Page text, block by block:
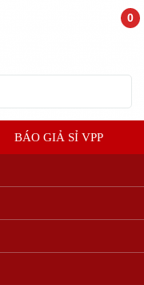
BÁO GIẢ SỈ VPP
0